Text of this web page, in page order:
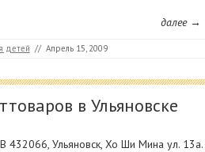
далее →
детей // Апрель 15, 2009
в Ульяновске
Ульяновск, Хо Ши Мина ул. 13а.